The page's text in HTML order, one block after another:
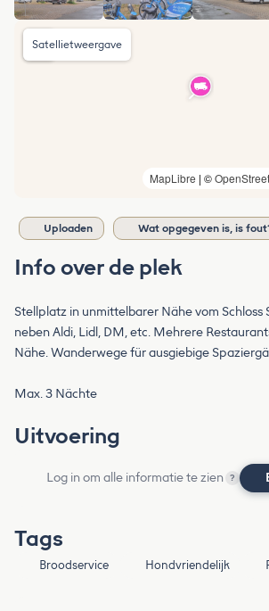
MapLibre | ©
Satellietweergave
Uploaden Wat opgegeven is, is
Info over de plek
Stellplatz in unmittelbarer Nähe vom Schloss
neben Aldi, Lidl, DM, etc. Mehrere
Nähe. Wanderwege für ausgiebige
Max. 3 Nächte
Uitvoering
Log in om alle informatie te zien ?
Tags
Broodservice Hondvriendelijk